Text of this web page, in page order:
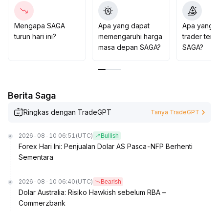
secara moderat dapat dipertimbangkan untuk potensi
kenaikan kedua
Namun, stop loss harus dikontrol ketat di bawah 0.
0135.
Penting untuk memantau data ekonomi makro dan
mencegah volatilitas akibat perubahan sentimen pasar
Mengapa SAGA
turun hari ini?
Apa yang dapat
memengaruhi harga
masa depan SAGA?
Apa yang
trader
SAGA?
Berita Saga
Ringkas dengan TradeGPT Tanya TradeGPT
2026-08-10 06:51 (UTC) Bullish
Forex Hari Ini: Penjualan Dolar AS Pasca-NFP Berhenti
Sementara
2026-08-10 06:40 (UTC) Bearish
Dolar Australia: Risiko Hawkish sebelum RBA –
Commerzbank